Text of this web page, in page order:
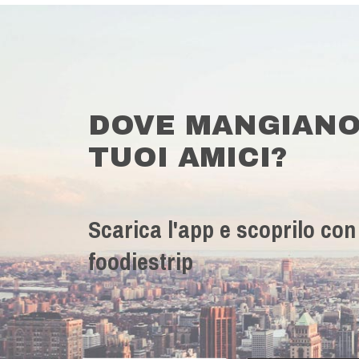
DOVE
TUOI AMICI?
Scarica l'app e scoprilo con
foodiestrip